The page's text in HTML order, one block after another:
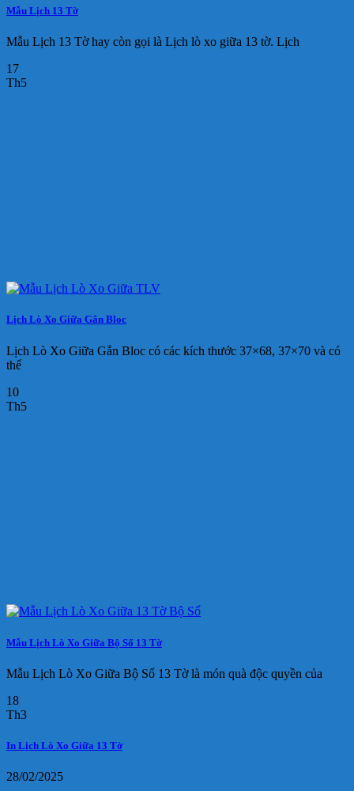
Mẫu Lịch 13 Tờ
Mẫu Lịch 13 Tờ hay còn gọi là Lịch lò xo giữa 13 tờ. Lịch
17
Th5
Lịch Lò Xo Giữa Gắn Bloc
Lịch Lò Xo Giữa Gắn Bloc có các kích thước 37×68, 37×70 và có
thể
10
Th5
Mẫu Lịch Lò Xo Giữa Bộ Số 13 Tờ
Mẫu Lịch Lò Xo Giữa Bộ Số 13 Tờ là món quà độc quyền của
18
Th3
In Lịch Lò Xo Giữa 13 Tờ
28/02/2025